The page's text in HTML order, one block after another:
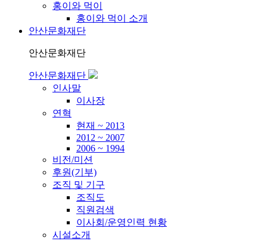
홍이와 먹이
홍이와 먹이 소개
안산문화재단
안산문화재단
안산문화재단
인사말
이사장
연혁
현재 ~ 2013
2012 ~ 2007
2006 ~ 1994
비전/미션
후원(기부)
조직 및 기구
조직도
직원검색
이사회/운영인력 현황
시설소개